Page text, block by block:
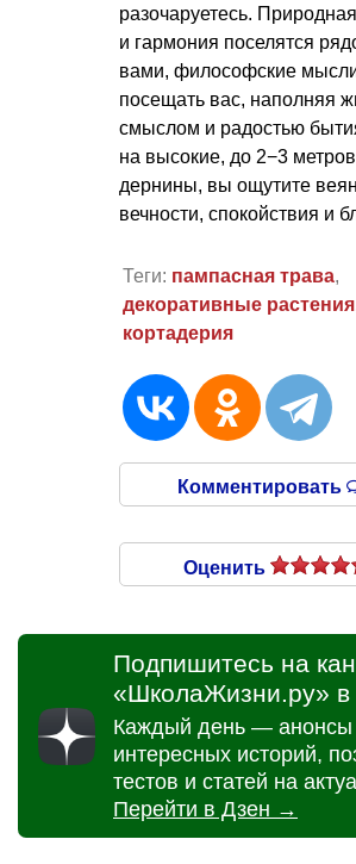
разочаруетесь.
и гармония поселятся
вами, философские
посещать вас, наполняя
смыслом и радостью
на высокие, до 2−3
дернины, вы ощутите
вечности, спокойствия и
Теги: пампасная трава,
декоративные растения
кортадерия
Комментировать
Оценить
Подпишитесь на
«ШколаЖизни.ру» в
Каждый день — анонсы
интересных историй,
тестов и статей на
Перейти в Дзен →